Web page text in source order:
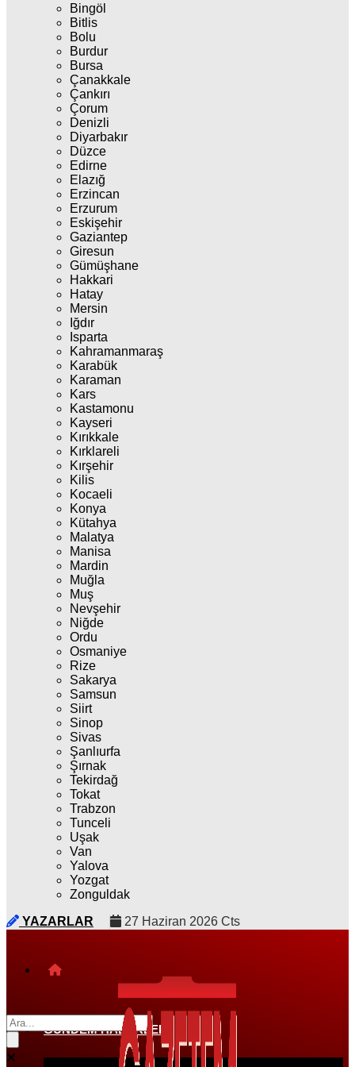
Bingöl
Bitlis
Bolu
Burdur
Bursa
Çanakkale
Çankırı
Çorum
Denizli
Diyarbakır
Düzce
Edirne
Elazığ
Erzincan
Erzurum
Eskişehir
Gaziantep
Giresun
Gümüşhane
Hakkari
Hatay
Mersin
Iğdır
Isparta
Kahramanmaraş
Karabük
Karaman
Kars
Kastamonu
Kayseri
Kırıkkale
Kırklareli
Kırşehir
Kilis
Kocaeli
Konya
Kütahya
Malatya
Manisa
Mardin
Muğla
Muş
Nevşehir
Niğde
Ordu
Osmaniye
Rize
Sakarya
Samsun
Siirt
Sinop
Sivas
Şanlıurfa
Şırnak
Tekirdağ
Tokat
Trabzon
Tunceli
Uşak
Van
Yalova
Yozgat
Zonguldak
YAZARLAR
27 Haziran 2026 Cts
GÜNDEM HABERLERI